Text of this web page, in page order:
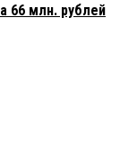
66 млн. рублей